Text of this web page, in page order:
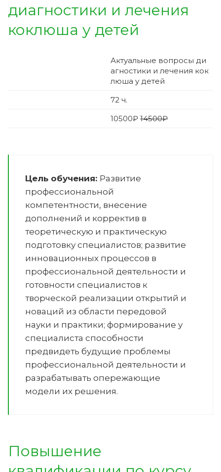
диагностики и лечения
коклюша у детей
Актуальные вопросы ди
агностики и лечения кок
люша у детей
72 ч.
10500₽ 14500₽
Цель обучения: Развитие
профессиональной
компетентности, внесение
дополнений и корректив в
теоретическую и практическую
подготовку специалистов; развитие
инновационных процессов в
профессиональной деятельности и
готовности специалистов к
творческой реализации открытий и
новаций из области передовой
науки и практики; формирование у
специалиста способности
предвидеть будущие проблемы
профессиональной деятельности и
разрабатывать опережающие
модели их решения.
Повышение